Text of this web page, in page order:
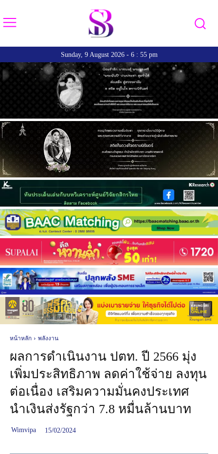
Sunday, 9 August 2026 - 6 : 55 pm
หน้าหลัก พลังงาน
ผลการดำเนินงาน ปตท. ปี 2566 มุ่ง
เพิ่มประสิทธิภาพ ลดค่าใช้จ่าย ลงทุน
ต่อเนื่อง เสริมความมั่นคงประเทศ
นำเงินส่งรัฐกว่า 7.8 หมื่นล้านบาท
Wimvipa 15/02/2024